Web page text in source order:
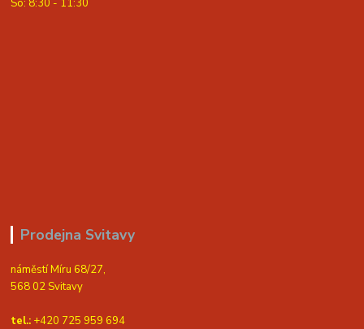
So: 8:30 - 11:30
Prodejna Svitavy
náměstí Míru 68/27,
568 02 Svitavy
tel.: +420 725 959 694